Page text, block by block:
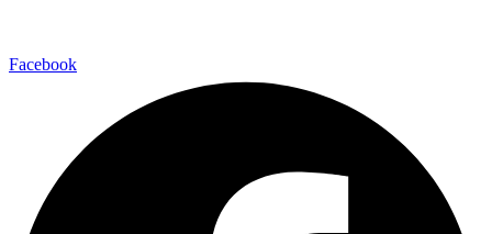
Facebook